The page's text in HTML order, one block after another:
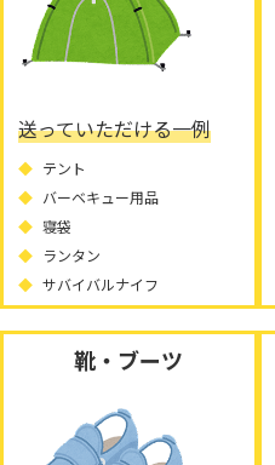
送っていただける一例
テント
バーベキュー用品
寝袋
ランタン
サバイバルナイフ
靴・ブーツ